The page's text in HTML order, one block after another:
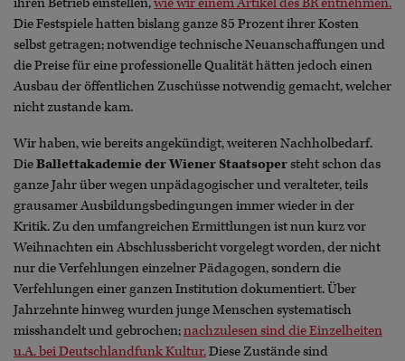
ihren Betrieb einstellen,wie wir einem Artikel des BR entnehmen.
Die Festspiele hatten bislang ganze 85 Prozent ihrer Kosten
selbst getragen; notwendige technische Neuanschaffungen und
die Preise für eine professionelle Qualität hätten jedoch einen
Ausbau der öffentlichen Zuschüsse notwendig gemacht, welcher
nicht zustande kam.
Wir haben, wie bereits angekündigt, weiteren Nachholbedarf.
DieBallettakademie der Wiener Staatsopersteht schon das
ganze Jahr über wegen unpädagogischer und veralteter, teils
grausamer Ausbildungsbedingungen immer wieder in der
Kritik. Zu den umfangreichen Ermittlungen ist nun kurz vor
Weihnachten ein Abschlussbericht vorgelegt worden, der nicht
nur die Verfehlungen einzelner Pädagogen, sondern die
Verfehlungen einer ganzen Institution dokumentiert. Über
Jahrzehnte hinweg wurden junge Menschen systematisch
misshandelt und gebrochen;nachzulesen sind die Einzelheiten
u.A. bei Deutschlandfunk Kultur.Diese Zustände sind